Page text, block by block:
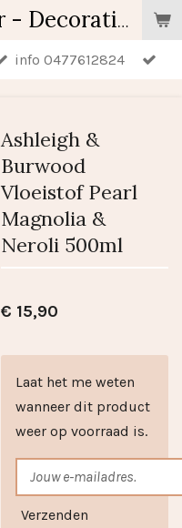
B-Home Interieur - Decoratie & Geschenken - Geurartikelen
info 0477612824
Ashleigh &
Burwood
Vloeistof Pearl
Magnolia &
Neroli 500ml
€ 15,90
Laat het me weten
wanneer dit product
weer op voorraad is.
Verzenden